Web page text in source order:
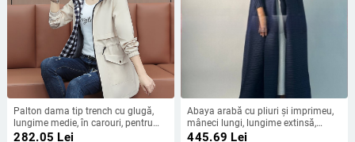
Palton dama tip trench cu glugă,
lungime medie, în carouri, pentru
toamnă-iarnă, lansare primăvara
282.05 Lei
Abaya arabă cu pliuri și imprimeu,
mâneci lungi, lungime extinsă,
închidere cu șiret
445.69 Lei